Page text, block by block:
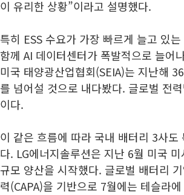
이 유리한 상황”이라고 설명했다.
특히 ESS 수요가 가장 빠르게 늘고 있
함께 AI 데이터센터가 폭발적으로 늘어
미국 태양광산업협회(SEIA)는 지난해
를 넘어설 것으로 내다봤다. 글로벌 전
이다.
이 같은 흐름에 따라 국내 배터리 3사
다. LG에너지솔루션은 지난 6월 미국
규모 양산을 시작했다. 글로벌 배터리
력(CAPA)을 기반으로 7월에는 테슬라